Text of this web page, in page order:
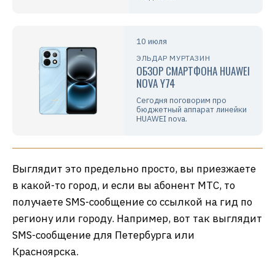
10 июля
ЭЛЬДАР МУРТАЗИН
ОБЗОР СМАРТФОНА HUAWEI
NOVA Y74
Сегодня поговорим про
бюджетный аппарат линейки
HUAWEI nova.
Выглядит это предельно просто, вы приезжаете
в какой-то город, и если вы абонент МТС, то
получаете SMS-сообщение со ссылкой на гид по
региону или городу. Например, вот так выглядит
SMS-сообщение для Петербурга или
Красноярска.